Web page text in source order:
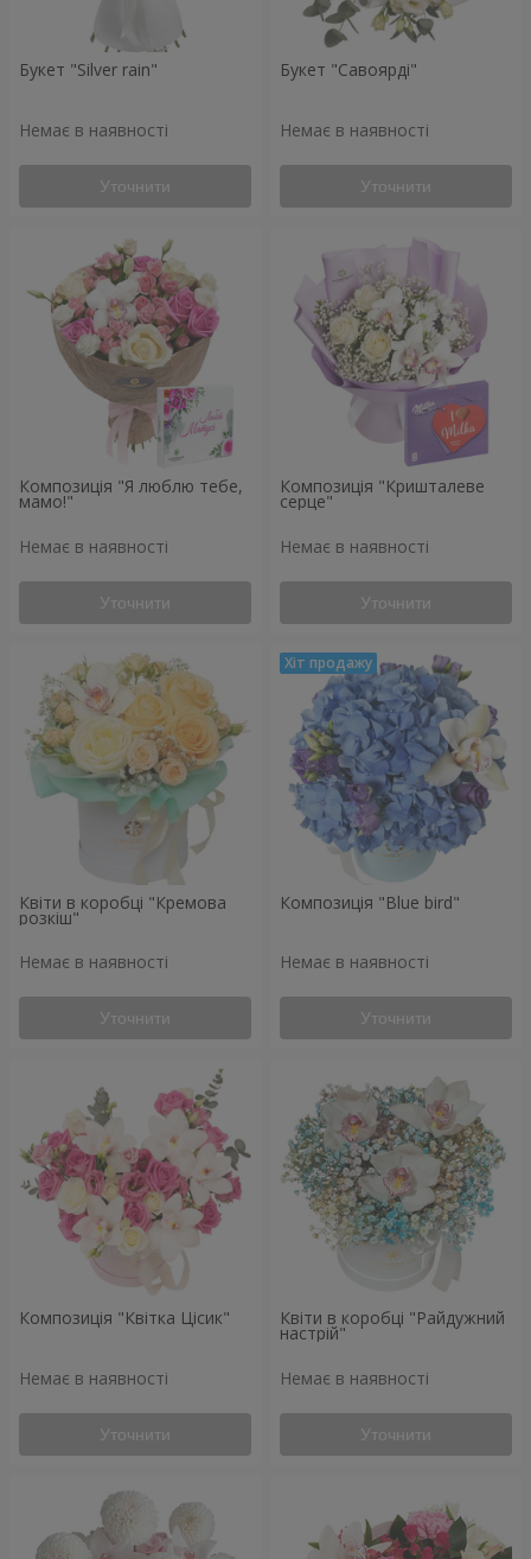
Букет "Silver rain"
Немає в наявності
Уточнити
Букет "Савоярді"
Немає в наявності
Уточнити
Композиція "Я люблю тебе,
мамо!"
Немає в наявності
Уточнити
Композиція "Кришталеве
серце"
Немає в наявності
Уточнити
Квіти в коробці "Кремова
розкіш"
Немає в наявності
Уточнити
Композиція "Blue bird"
Немає в наявності
Уточнити
Композиція "Квітка Цісик"
Немає в наявності
Уточнити
Квіти в коробці "Райдужний
настрій"
Немає в наявності
Уточнити